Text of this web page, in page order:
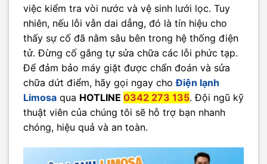
việc kiểm tra vòi nước và vệ sinh lưới lọc. Tuy
nhiên, nếu lỗi vẫn dai dẳng, đó là tín hiệu cho
thấy sự cố đã nằm sâu bên trong hệ thống điện
tử. Đừng cố gắng tự sửa chữa các lỗi phức tạp.
Để đảm bảo máy giặt được chẩn đoán và sửa
chữa dứt điểm, hãy gọi ngay choĐiện lạnh
Limosa qua HOTLINE 0342 273 135. Đội ngũ kỹ
thuật viên của chúng tôi sẽ hỗ trợ bạn nhanh
chóng, hiệu quả và an toàn.